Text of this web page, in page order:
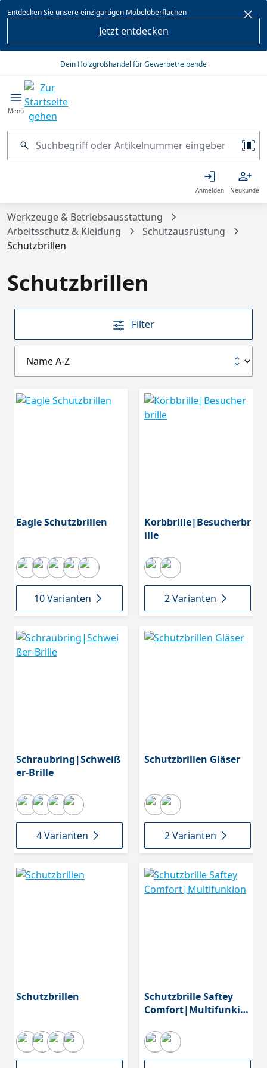
springen
Entdecken Sie unsere einzigartigen Möbeloberflächen
Jetzt entdecken
Dein Holzgroßhandel für Gewerbetreibende
Menü
Anmelden Neukunde
Werkzeuge & Betriebsausstattung
Arbeitsschutz & Kleidung
Schutzausrüstung
Schutzbrillen
Schutzbrillen
Filter
Eagle Schutzbrillen
10 Varianten
Korbbrille|Besucherbr
ille
2 Varianten
Schraubring|Schweiß
er-Brille
4 Varianten
Schutzbrillen Gläser
2 Varianten
Schutzbrillen
Schutzbrille Saftey
Comfort|Multifunkio